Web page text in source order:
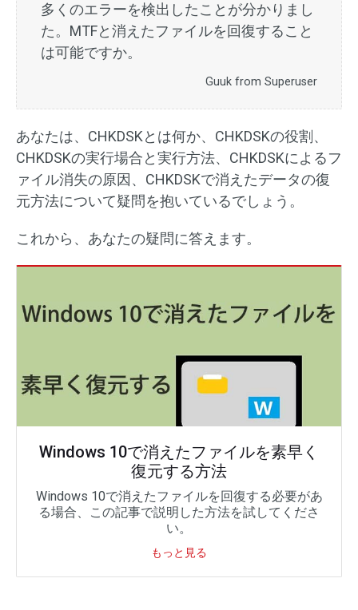
多くのエラーを検出したことが分かりまし
た。MTFと消えたファイルを回復すること
は可能ですか。
Guuk from Superuser
あなたは、CHKDSKとは何か、CHKDSKの役割、
CHKDSKの実行場合と実行方法、CHKDSKによるフ
ァイル消失の原因、CHKDSKで消えたデータの復
元方法について疑問を抱いているでしょう。
これから、あなたの疑問に答えます。
Windows 10で消えたファイルを素早く
復元する方法
Windows 10で消えたファイルを回復する必要があ
る場合、この記事で説明した方法を試してくださ
い。
もっと見る